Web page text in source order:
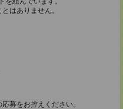
はありません。
募をお控えください。